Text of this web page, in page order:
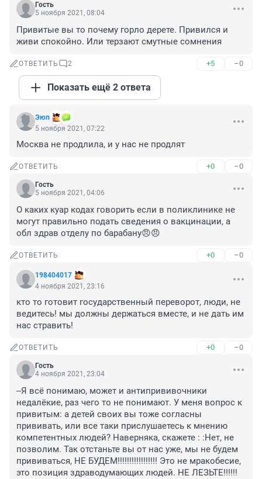
Гость
5 ноября 2021, 08:04
Привитые вы то почему горло дерете. Привился и
живи спокойно. Или терзают смутные сомнения
ОТВЕТИТЬ 2 +5 –0
Показать ещё 2 ответа
Эюп
5 ноября 2021, 07:22
Москва не продлила, и у нас не продлят
ОТВЕТИТЬ +0 –0
Гость
5 ноября 2021, 04:06
О каких куар кодах говорить если в поликлинике не
могут правильно подать сведения о вакцинации, а
обл здрав отделу по барабану😠😠
ОТВЕТИТЬ +0 –0
198404017
4 ноября 2021, 23:16
кто то готовит государственный переворот, люди, не
ведитесь! мы должны держаться вместе, и не дать им
нас стравить!
ОТВЕТИТЬ +0 –0
Гость
4 ноября 2021, 23:04
--Я всё понимаю, может и антипрививочники
недалёкие, раз чего то не понимают. У меня вопрос к
привитым: а детей своих вы тоже согласны
прививать, или все таки прислушаетесь к мнению
компетентных людей? Наверняка, скажете : :Нет, не
позволим. Так отстаньте вы от нас уже, мы не будем
прививаться, НЕ БУДЕМ!!!!!!!!!!!!!!!!! Это не мракобесие,
это позиция здраводумающих людей. НЕ ЛЕЗЬТЕ!!!!!!